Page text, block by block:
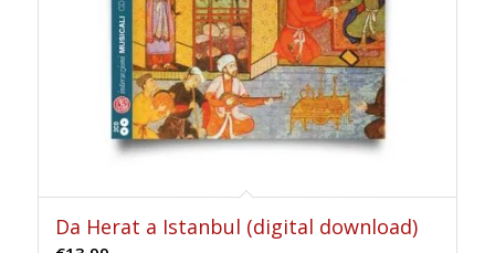
Da Herat a Istanbul (digital download)